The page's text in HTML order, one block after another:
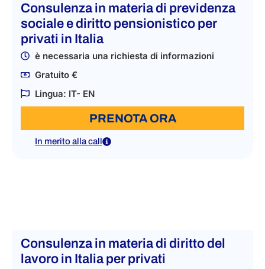
Consulenza in materia di previdenza
sociale e diritto pensionistico per
privati in Italia
è necessaria una richiesta di informazioni
Gratuito €
Lingua: IT- EN
PRENOTA ORA
In merito alla call
Consulenza in materia di diritto del
lavoro in Italia per privati